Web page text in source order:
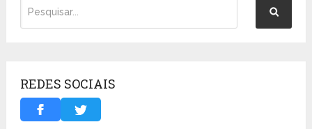
REDES SOCIAIS